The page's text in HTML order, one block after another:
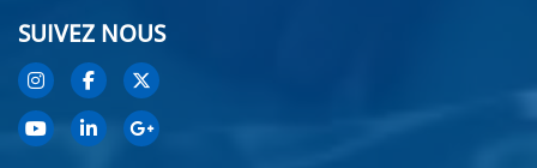
SUIVEZ NOUS